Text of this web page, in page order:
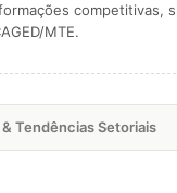
competitivas,
MTE.
Tendências Setoriais